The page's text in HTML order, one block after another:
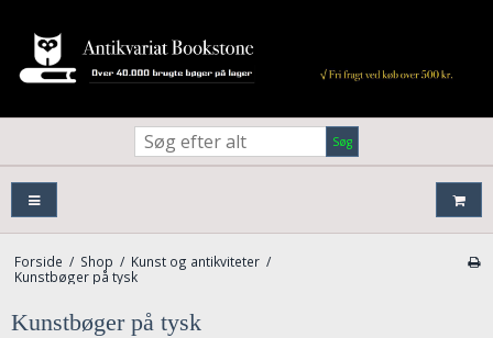
Søg
Forside / Shop / Kunst og antikviteter /
Kunstbøger på tysk
Kunstbøger på tysk